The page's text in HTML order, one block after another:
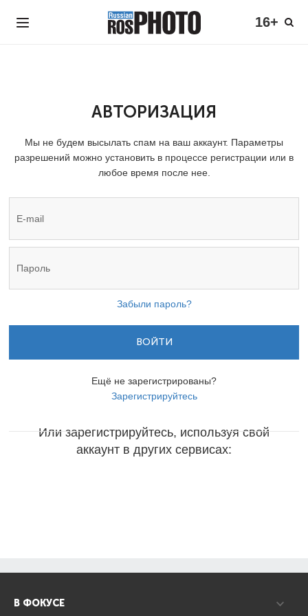
16+
АВТОРИЗАЦИЯ
Мы не будем высылать спам на ваш аккаунт. Параметры
разрешений можно установить в процессе регистрации или в
любое время после нее.
Забыли пароль?
ВОЙТИ
Ещё не зарегистрированы?
Зарегистрируйтесь
Или зарегистрируйтесь, используя свой
аккаунт в других сервисах:
В ФОКУСЕ